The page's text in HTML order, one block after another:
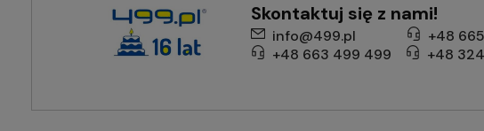
Skontaktuj się z nami!
info@499.pl
+48
+48 663 499 499
+48